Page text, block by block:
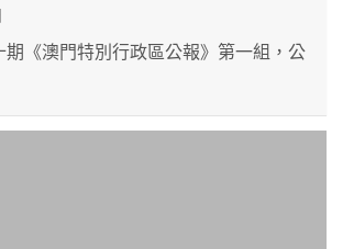
期《澳門特別行政區公報》第一組，公